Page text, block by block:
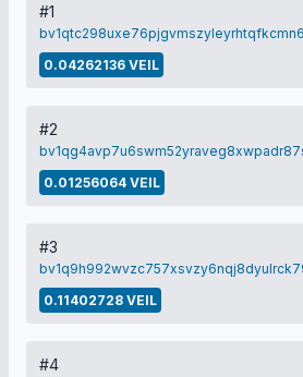
#1
0.04262136 VEIL
#2
0.01256064 VEIL
#3
0.11402728 VEIL
#4